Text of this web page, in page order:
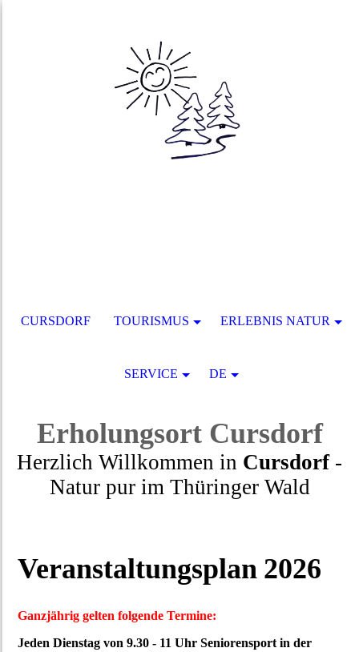
ErholungsortCursdorf
Herzlich Willkommen in Cursdorf-
Natur purim Thüringer Wald
Veranstaltungsplan 2026
Ganzjährig gelten folgende Termine:
Jeden Dienstag von 9.30 - 11 Uhr Seniorensport in der
CURSDORF TOURISMUS ERLEBNIS NATUR
SERVICE DE